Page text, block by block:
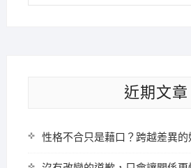
近期文章
性格不合只是藉口？跨越差異